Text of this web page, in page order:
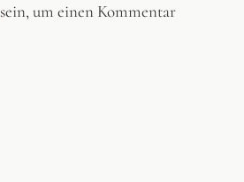
sein, um einen Kommentar